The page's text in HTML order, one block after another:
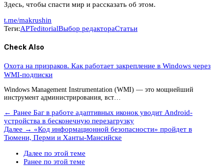
Здесь, чтобы спасти мир и рассказать об этом.
t.me/makrushin
Теги:APTeditorialВыбор редактораСтатьи
Check Also
Охота на призраков. Как работает закрепление в Windows через
WMI-подписки
Windows Management Instrumentation (WMI) — это мощнейший
инструмент администрирования, вст…
← Ранее Баг в работе адаптивных иконок уводит Android-
устройства в бесконечную перезагрузку
Далее → «Код информационной безопасности» пройдет в
Тюмени, Перми и Ханты-Мансийске
Далее по этой теме
Ранее по этой теме